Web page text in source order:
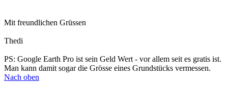
Mit freundlichen Grüssen
Thedi
PS: Google Earth Pro ist sein Geld Wert - vor allem seit es gratis ist.
Man kann damit sogar die Grösse eines Grundstücks vermessen.
Nach oben